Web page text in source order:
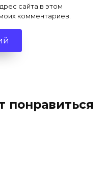
сайта в этом
комментариев.
понравиться